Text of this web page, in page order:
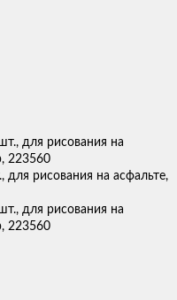
рисования на асфальте,